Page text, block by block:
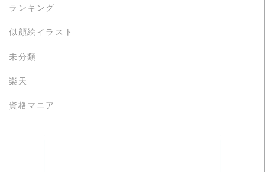
ランキング
似顔絵イラスト
未分類
楽天
資格マニア